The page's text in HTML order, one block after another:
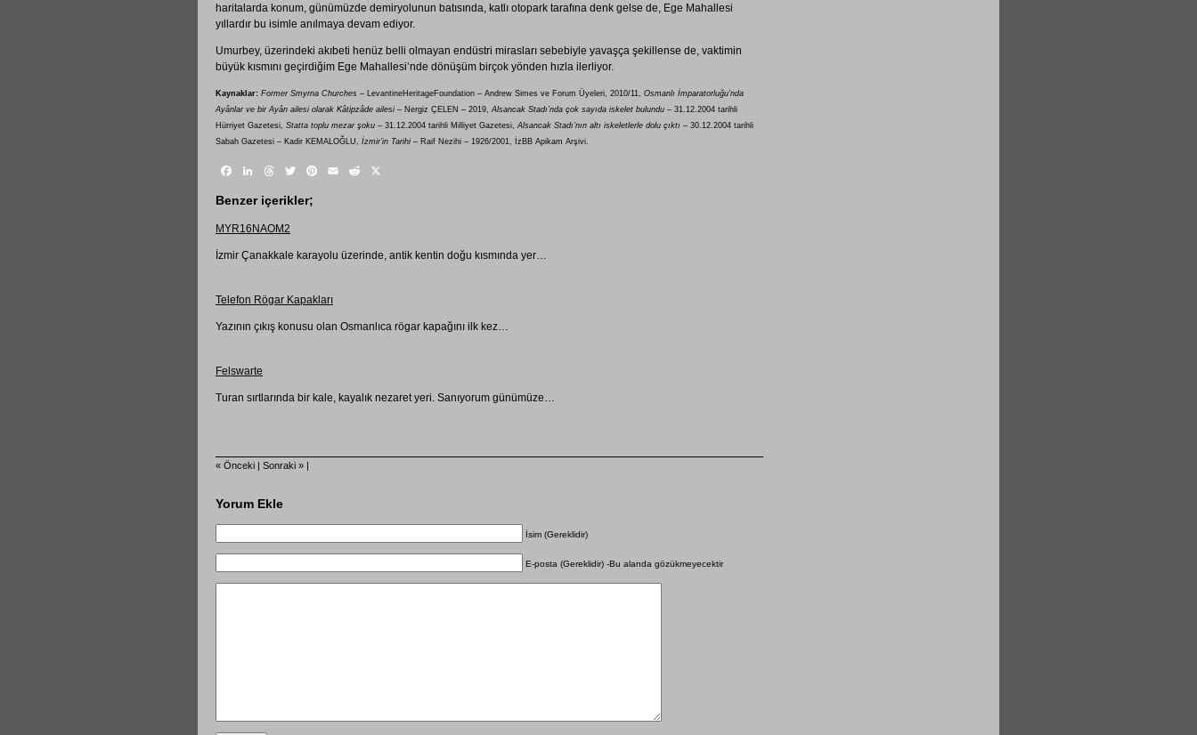
haritalarda konum, günümüzde demiryolunun batısında, katlı otopark tarafına denk gelse de, Ege Mahallesi
yıllardır bu isimle anılmaya devam ediyor.
Umurbey, üzerindeki akıbeti henüz belli olmayan endüstri mirasları sebebiyle yavaşça şekillense de, vaktimin
büyük kısmını geçirdiğim Ege Mahallesi’nde dönüşüm birçok yönden hızla ilerliyor.
Kaynaklar: Former Smyrna Churches – LevantineHeritageFoundation – Andrew Simes ve Forum Üyeleri, 2010/11, Osmanlı İmparatorluğu’nda
Ayânlar ve bir Ayân ailesi olarak Kâtipzâde ailesi – Nergiz ÇELEN – 2019, Alsancak Stadı’nda çok sayıda iskelet bulundu – 31.12.2004 tarihli
Hürriyet Gazetesi, Statta toplu mezar şoku – 31.12.2004 tarihli Milliyet Gazetesi, Alsancak Stadı’nın altı iskeletlerle dolu çıktı – 30.12.2004 tarihli
Sabah Gazetesi – Kadir KEMALOĞLU, İzmir’in Tarihi – Raif Nezihi – 1926/2001, İzBB Apikam Arşivi.
Facebook
LinkedIn
Threads
TwitterPinterest
EmailReddit
Benzer içerikler;
MYR16NAOM2
İzmir Çanakkale karayolu üzerinde, antik kentin doğu kısmında yer…
Telefon Rögar Kapakları
Yazının çıkış konusu olan Osmanlıca rögar kapağını ilk kez…
Felswarte
Turan sırtlarında bir kale, kayalık nezaret yeri. Sanıyorum günümüze…
« Önceki | Sonraki » |
Yorum Ekle
İsim (Gereklidir)
E-posta (Gereklidir) -Bu alanda gözükmeyecektir